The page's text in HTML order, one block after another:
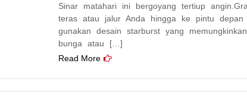
Sinar matahari ini bergoyang tertiup
teras atau jalur Anda hingga ke pintu
gunakan desain starburst yang
bunga atau […]
Read More